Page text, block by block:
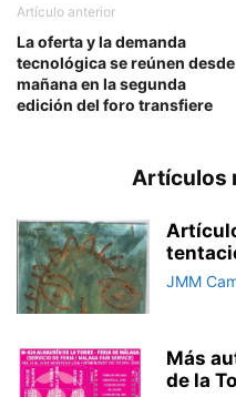
Artículo anterior
La oferta y la demanda
tecnológica se reúnen desde
mañana en la segunda
edición del foro transfiere
Artículos
JMM
Más
de la